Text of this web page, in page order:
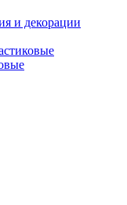
и декорации